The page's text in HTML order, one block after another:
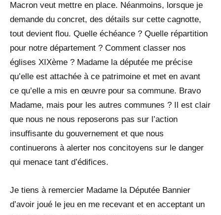
Macron veut mettre en place. Néanmoins, lorsque je
demande du concret, des détails sur cette cagnotte,
tout devient flou. Quelle échéance ? Quelle répartition
pour notre département ? Comment classer nos
églises XIXème ? Madame la députée me précise
qu’elle est attachée à ce patrimoine et met en avant
ce qu’elle a mis en œuvre pour sa commune. Bravo
Madame, mais pour les autres communes ? Il est clair
que nous ne nous reposerons pas sur l’action
insuffisante du gouvernement et que nous
continuerons à alerter nos concitoyens sur le danger
qui menace tant d’édifices.
Je tiens à remercier Madame la Députée Bannier
d’avoir joué le jeu en me recevant et en acceptant un